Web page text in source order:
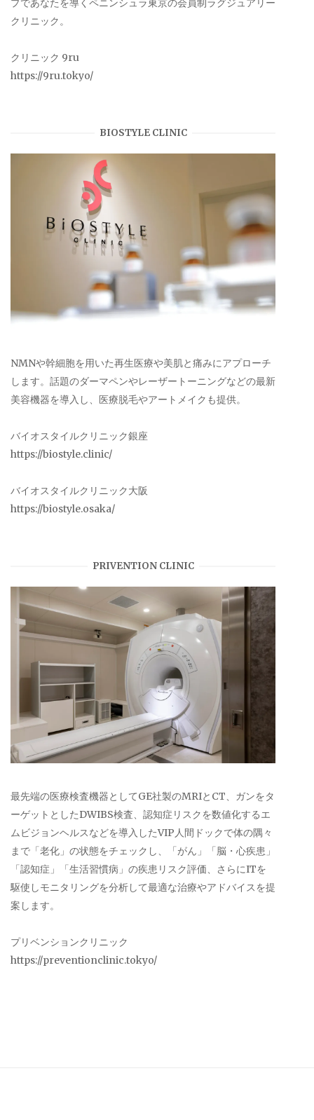
プであなたを導くペニンシュラ東京の会員制ラグジュアリー
クリニック。
クリニック 9ru
https://9ru.tokyo/
BIOSTYLE CLINIC
NMNや幹細胞を用いた再生医療や美肌と痛みにアプローチ
します。話題のダーマペンやレーザートーニングなどの最新
美容機器を導入し、医療脱毛やアートメイクも提供。
バイオスタイルクリニック銀座
https://biostyle.clinic/
バイオスタイルクリニック大阪
https://biostyle.osaka/
PRIVENTION CLINIC
最先端の医療検査機器としてGE社製のMRIとCT、ガンをタ
ーゲットとしたDWIBS検査、認知症リスクを数値化するエ
ムビジョンヘルスなどを導入したVIP人間ドックで体の隅々
まで「老化」の状態をチェックし、「がん」「脳・心疾患」
「認知症」「生活習慣病」の疾患リスク評価、さらにITを
駆使しモニタリングを分析して最適な治療やアドバイスを提
案します。
プリベンションクリニック
https://preventionclinic.tokyo/